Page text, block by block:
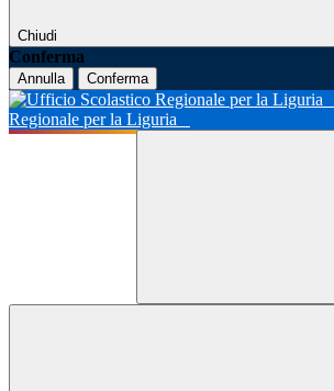
Chiudi
Conferma
Annulla Conferma
Regionale per la Liguria